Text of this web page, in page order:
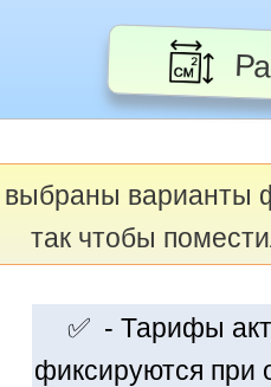
варианты
так чтобы
✅ - Тарифы
фиксируются при